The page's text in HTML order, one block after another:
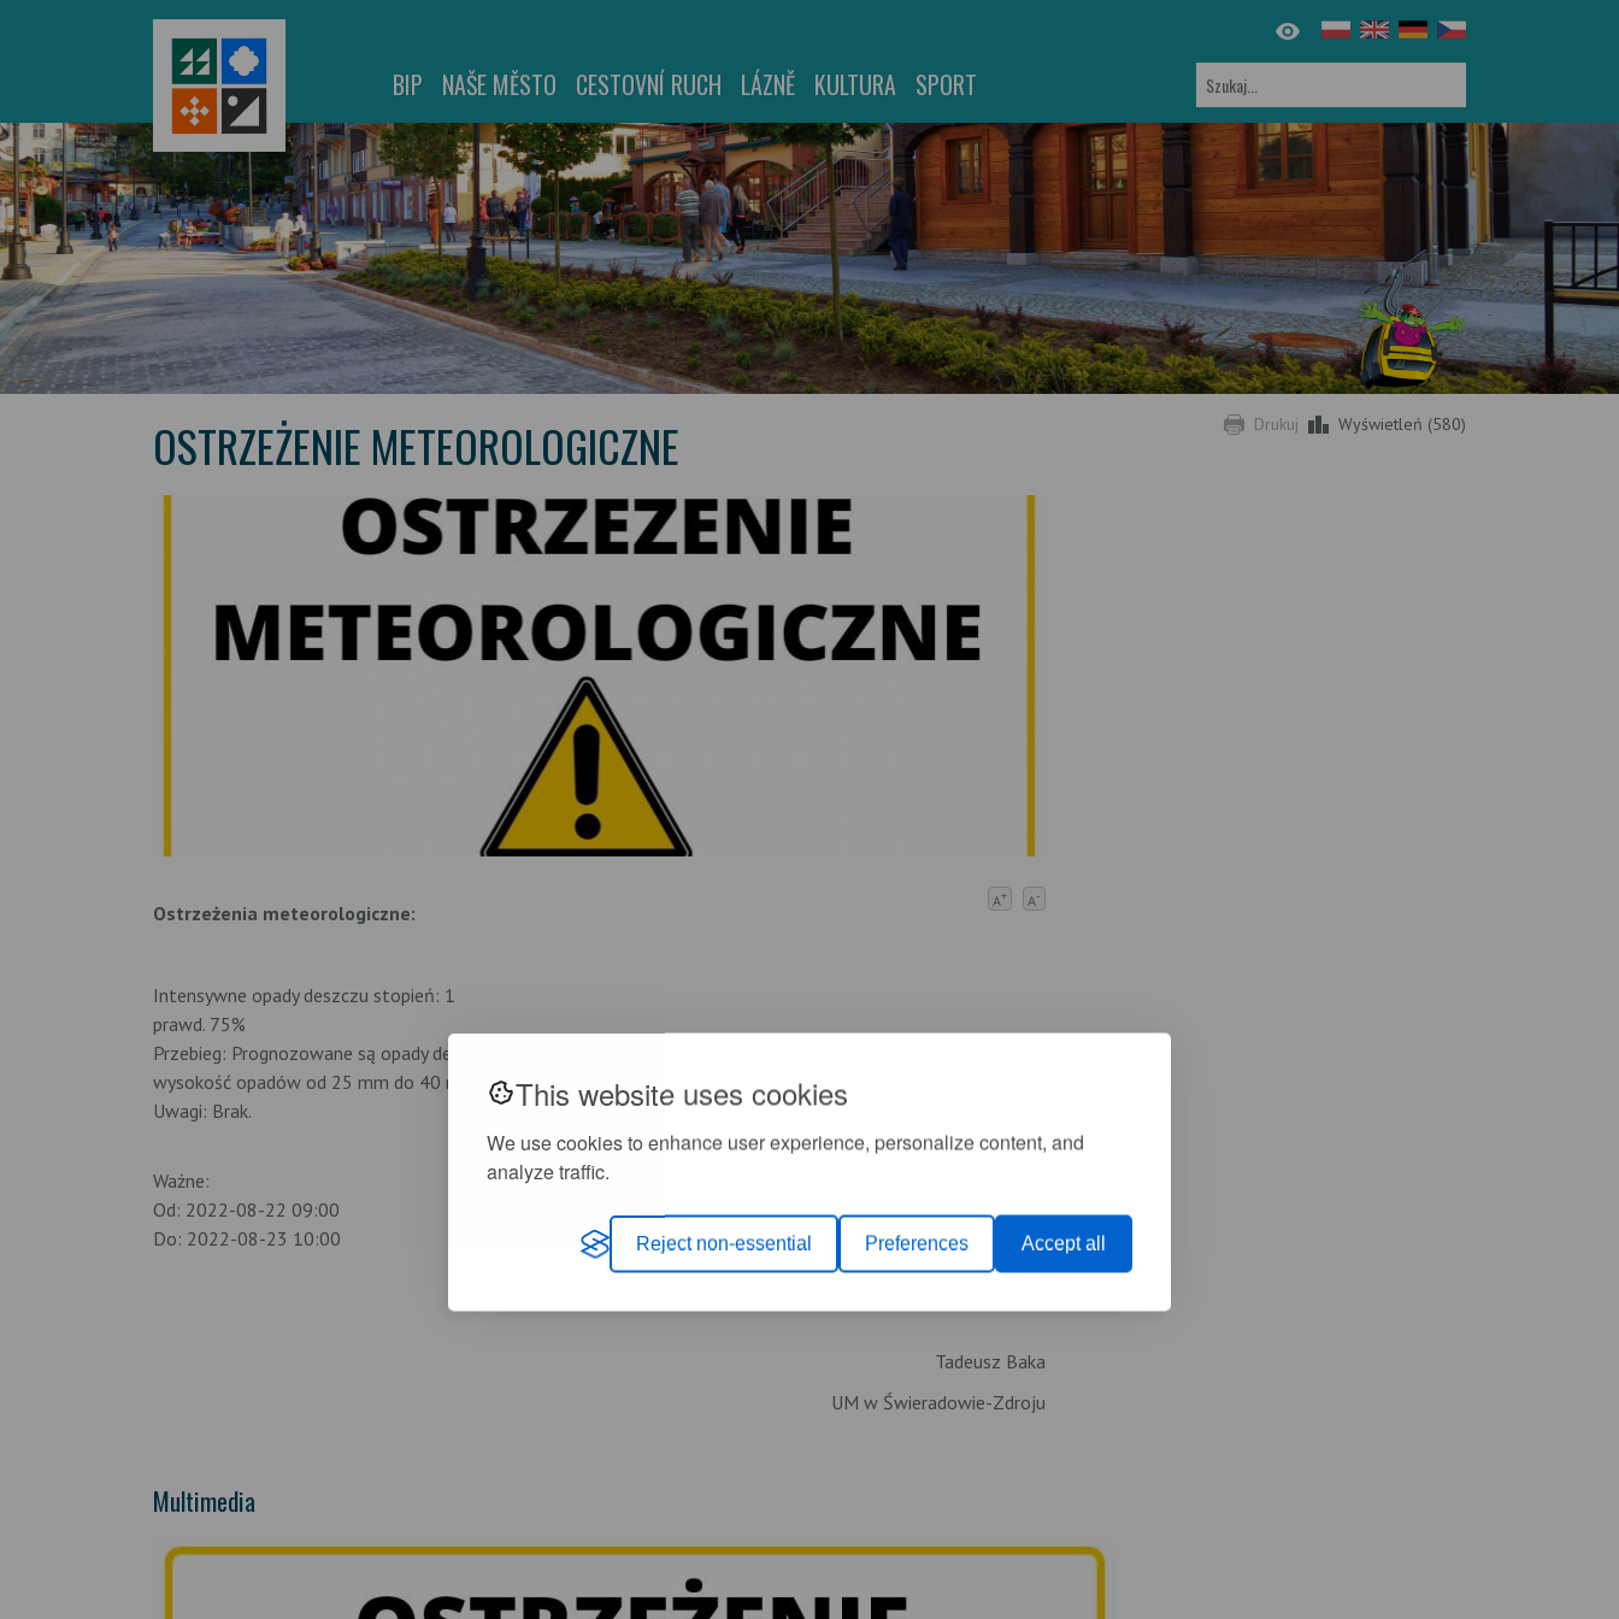
This website uses cookies
We use cookies to enhance user experience, personalize content, and
analyze traffic.
Reject non-essential Preferences Accept all
BIP NAŠE MĚSTO CESTOVNÍ RUCH LÁZNĚ KULTURA SPORT
Drukuj Wyświetleń (580)
OSTRZEŻENIE METEOROLOGICZNE
A+ A-
Ostrzeżenia meteorologiczne:
Intensywne opady deszczu stopień: 1
prawd. 75%
Przebieg: Prognozowane są opady deszczu o natężeniu umiarkowanym, okresami silnym. Prognozowana
wysokość opadów od 25 mm do 40 mm.
Uwagi: Brak.
Ważne:
Od: 2022-08-22 09:00
Do: 2022-08-23 10:00
Tadeusz Baka
UM w Świeradowie-Zdroju
Multimedia